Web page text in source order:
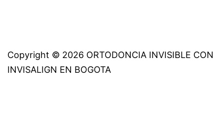
Copyright © 2026 ORTODONCIA INVISIBLE CON
INVISALIGN EN BOGOTA